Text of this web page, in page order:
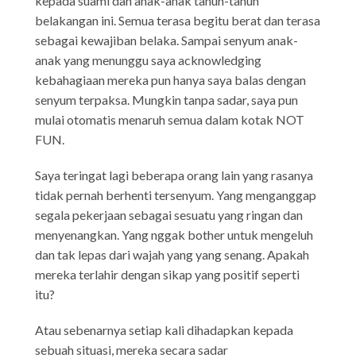
belakangan ini. Semua terasa begitu berat dan terasa
sebagai kewajiban belaka. Sampai senyum anak-
anak yang menunggu saya acknowledging
kebahagiaan mereka pun hanya saya balas dengan
senyum terpaksa. Mungkin tanpa sadar, saya pun
mulai otomatis menaruh semua dalam kotak NOT
FUN.
Saya teringat lagi beberapa orang lain yang rasanya
tidak pernah berhenti tersenyum. Yang menganggap
segala pekerjaan sebagai sesuatu yang ringan dan
menyenangkan. Yang nggak bother untuk mengeluh
dan tak lepas dari wajah yang yang senang. Apakah
mereka terlahir dengan sikap yang positif seperti
itu?
Atau sebenarnya setiap kali dihadapkan kepada
sebuah situasi, mereka secara sadar